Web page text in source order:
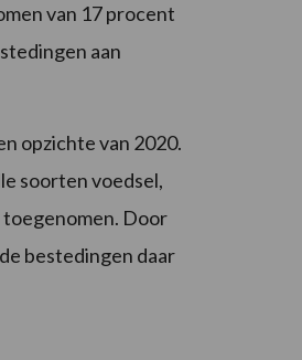
van 17 procent
aan
opzichte van 2020.
soorten voedsel,
toegenomen. Door
bestedingen daar